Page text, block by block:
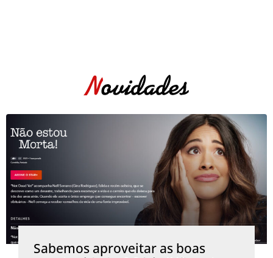
Sabemos aproveitar as boas